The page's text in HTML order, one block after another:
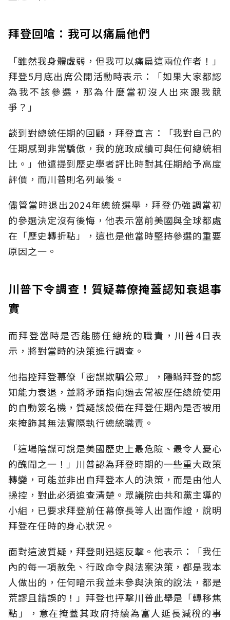
拜登回嗆：我可以痛扁他們
「雖然我身體虛弱，但我可以痛扁這兩位作者！」
拜登5月底出席公開活動時表示：「如果大家都認
為我不該參選，那為什麼當初沒人出來跟我競
爭？」
談到對總統任期的回顧，拜登直言：「我對自己的
任期感到非常驕傲，我的施政成績可與任何總統相
比。」他還提到歷史學者評比時對其任期給予高度
評價，而川普則名列最後。
儘管當時退出2024年總統選舉，拜登仍強調當初
的參選決定沒有後悔，他表示當前美國與全球都處
在「歷史轉折點」，這也是他當時堅持參選的重要
原因之一。
川普下令調查！質疑幕僚掩蓋認知衰退事
實
而拜登當時是否能勝任總統的職責，川普4日表
示，將對當時的決策進行調查。
他指控拜登幕僚「密謀欺騙公眾」，隱瞞拜登的認
知能力衰退，並將矛頭指向過去常被歷任總統使用
的自動簽名機，質疑該設備在拜登任期內是否被用
來掩飾其無法實際執行總統職責。
「這場陰謀可說是美國歷史上最危險、最令人憂心
的醜聞之一！」川普認為拜登時期的一些重大政策
轉變，可能並非出自拜登本人的決策，而是由他人
操控，對此必須追查清楚。眾議院由共和黨主導的
小組，已要求拜登前任幕僚長等人出面作證，說明
拜登在任時的身心狀況。
面對這波質疑，拜登則迅速反擊。他表示：「我任
內的每一項赦免、行政命令與法案決策，都是我本
人做出的，任何暗示我並未參與決策的說法，都是
荒謬且錯誤的！」拜登也抨擊川普此舉是「轉移焦
點」，意在掩蓋其政府持續為富人延長減稅的事